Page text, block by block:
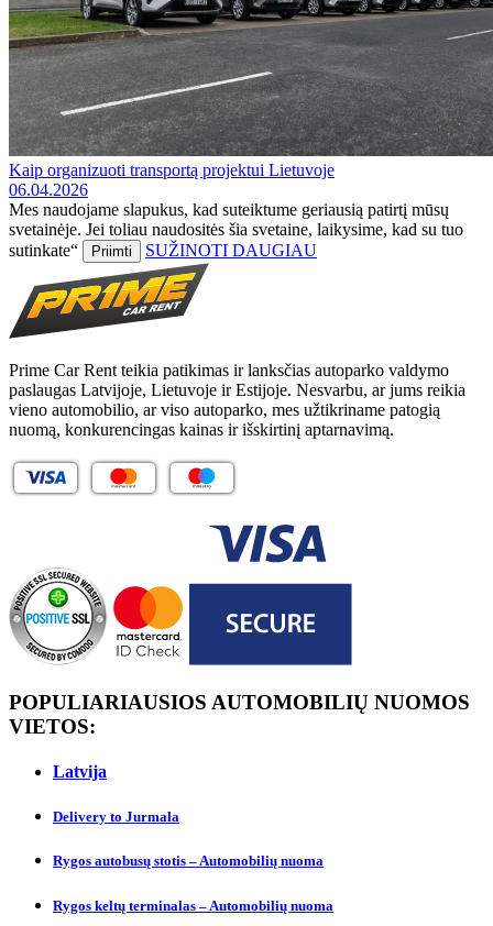
Kaip organizuoti transportą projektui Lietuvoje
06.04.2026
Mes naudojame slapukus, kad suteiktume geriausią patirtį mūsų
svetainėje. Jei toliau naudositės šia svetaine, laikysime, kad su tuo
sutinkate“
Priimti SUŽINOTI DAUGIAU
Prime Car Rent teikia patikimas ir lanksčias autoparko valdymo
paslaugas Latvijoje, Lietuvoje ir Estijoje. Nesvarbu, ar jums reikia
vieno automobilio, ar viso autoparko, mes užtikriname patogią
nuomą, konkurencingas kainas ir išskirtinį aptarnavimą.
POPULIARIAUSIOS AUTOMOBILIŲ NUOMOS
VIETOS:
Latvija
Delivery to Jurmalа
Rygos autobusų stotis – Automobilių nuoma
Rygos keltų terminalas – Automobilių nuoma